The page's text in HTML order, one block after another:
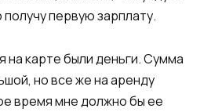
первую зарплату.​
на карте были деньги. Сумма
но все же на аренду
время мне должно бы ее